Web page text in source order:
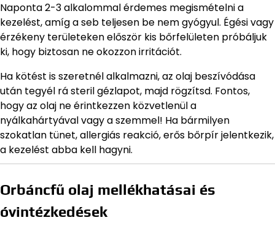
Naponta 2-3 alkalommal érdemes megismételni a
kezelést, amíg a seb teljesen be nem gyógyul. Égési vagy
érzékeny területeken először kis bőrfelületen próbáljuk
ki, hogy biztosan ne okozzon irritációt.
Ha kötést is szeretnél alkalmazni, az olaj beszívódása
után tegyél rá steril gézlapot, majd rögzítsd. Fontos,
hogy az olaj ne érintkezzen közvetlenül a
nyálkahártyával vagy a szemmel! Ha bármilyen
szokatlan tünet, allergiás reakció, erős bőrpír jelentkezik,
a kezelést abba kell hagyni.
Orbáncfű olaj mellékhatásai és
óvintézkedések